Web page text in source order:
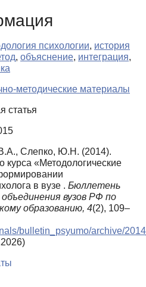
психологии, история
, объяснение, интеграция,
методические материалы
статья
Слепко, Ю.Н. (2014).
курса «Методологические
в вузе . Бюллетень
вузов РФ по
образованию, 4(2), 109–
bulletin_psyumo/archive/